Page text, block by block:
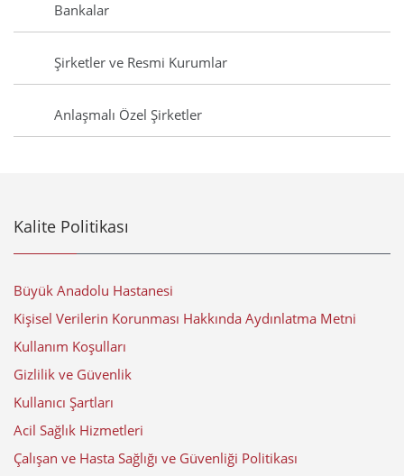
Bankalar
Şirketler ve Resmi Kurumlar
Anlaşmalı Özel Şirketler
Kalite Politikası
Büyük Anadolu Hastanesi
Kişisel Verilerin Korunması Hakkında Aydınlatma Metni
Kullanım Koşulları
Gizlilik ve Güvenlik
Kullanıcı Şartları
Acil Sağlık Hizmetleri
Çalışan ve Hasta Sağlığı ve Güvenliği Politikası